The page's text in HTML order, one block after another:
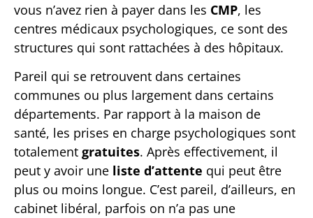
vous n’avez rien à payer dans les CMP, les
centres médicaux psychologiques, ce sont des
structures qui sont rattachées à des hôpitaux.
Pareil qui se retrouvent dans certaines
communes ou plus largement dans certains
départements. Par rapport à la maison de
santé, les prises en charge psychologiques sont
totalement gratuites. Après effectivement, il
peut y avoir une liste d’attente qui peut être
plus ou moins longue. C’est pareil, d’ailleurs, en
cabinet libéral, parfois on n’a pas une